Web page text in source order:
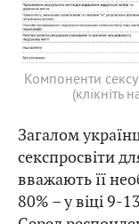
Компоненти
(клікніть
Загалом
секспросвіти
вважають її
80% – у віці 9-